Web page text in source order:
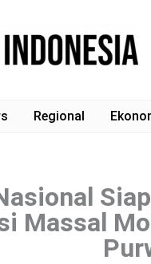
Regional
Massal